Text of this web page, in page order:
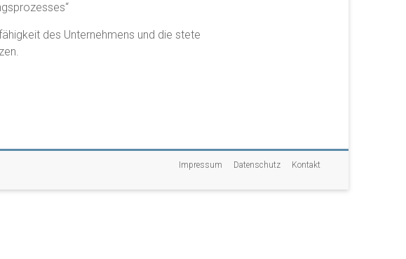
des Unternehmens und die stete
Impressum Datenschutz Kontakt